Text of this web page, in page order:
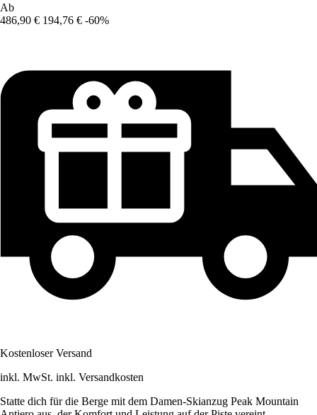
Ab
486,90 € 194,76 € -60%
Kostenloser Versand
inkl. MwSt. inkl. Versandkosten
Statte dich für die Berge mit dem Damen-Skianzug Peak Mountain